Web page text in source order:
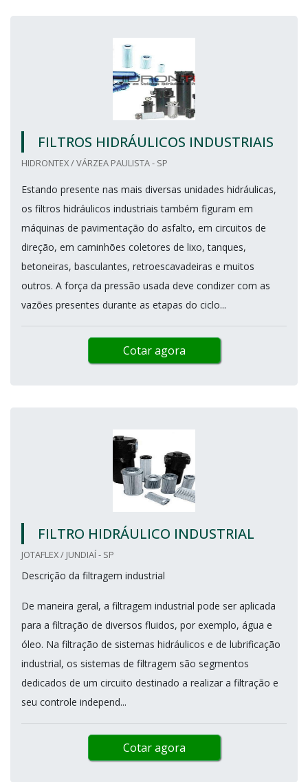
FILTROS HIDRÁULICOS INDUSTRIAIS
HIDRONTEX / VÁRZEA PAULISTA - SP
Estando presente nas mais diversas unidades hidráulicas,
os filtros hidráulicos industriais também figuram em
máquinas de pavimentação do asfalto, em circuitos de
direção, em caminhões coletores de lixo, tanques,
betoneiras, basculantes, retroescavadeiras e muitos
outros. A força da pressão usada deve condizer com as
vazões presentes durante as etapas do ciclo...
Cotar agora
FILTRO HIDRÁULICO INDUSTRIAL
JOTAFLEX / JUNDIAÍ - SP
Descrição da filtragem industrial
De maneira geral, a filtragem industrial pode ser aplicada
para a filtração de diversos fluidos, por exemplo, água e
óleo. Na filtração de sistemas hidráulicos e de lubrificação
industrial, os sistemas de filtragem são segmentos
dedicados de um circuito destinado a realizar a filtração e
seu controle independ...
Cotar agora